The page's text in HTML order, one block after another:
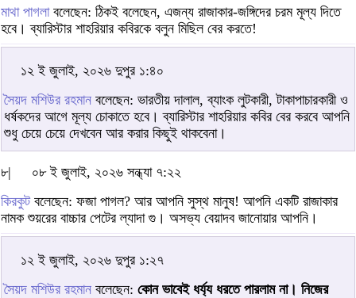
মাথা পাগলাবলেছেন: ঠিকই বলেছেন, এজন্য রাজাকার-জঙ্গিদের চরম মূল্য দিতে
হবে। ব্যারিস্টার শাহরিয়ার কবিরকে বলুন মিছিল বের করতে!
১২ ই জুলাই, ২০২৬ দুপুর ১:৪০
সৈয়দ মশিউর রহমান বলেছেন: ভারতীয় দালাল, ব্যাংক লুটকারী, টাকাপাচারকারী ও
ধর্ষকদের আগে মূল্য চোকাতে হবে। ব্যারিস্টার শাহরিয়ার কবির বের করবে আপনি
শুধু চেয়ে চেয়ে দেখবেন আর করার কিছুই থাকবেনা।
৮|
০৮ ই জুলাই, ২০২৬ সন্ধ্যা ৭:২২
কিরকুটবলেছেন: ফজা পাগল? আর আপনি সুস্থ মানুষ! আপনি একটি রাজাকার
নামক শুয়রের বাচ্চার পেটের ল্যাদা গু। অসভ্য বেয়াদব জানোয়ার আপনি।
১২ ই জুলাই, ২০২৬ দুপুর ১:২৭
সৈয়দ মশিউর রহমান বলেছেন: কোন ভাবেই ধর্য্য ধরতে পারলাম না। নিজের